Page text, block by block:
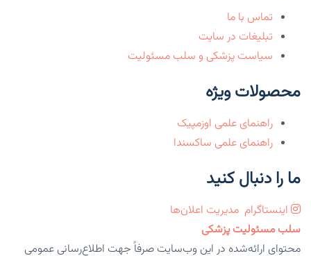
تماس با ما
تبلیغات در سایت
سیاست پزشکی و سلب مسئولیت
محصولات ویژه
راهنمای علمی اوزمپیک
راهنمای علمی ساکسندا
ما را دنبال کنید
اینستاگرام مدیریت اعلان‌ها
سلب مسئولیت پزشکی
محتوای ارائه‌شده در این وب‌سایت صرفاً جهت اطلاع‌رسانی عمومی